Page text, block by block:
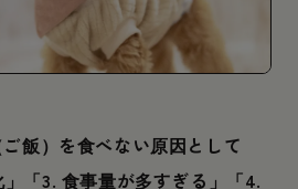
飯）を食べない原因として
」「3. 食事量が多すぎる」「4.